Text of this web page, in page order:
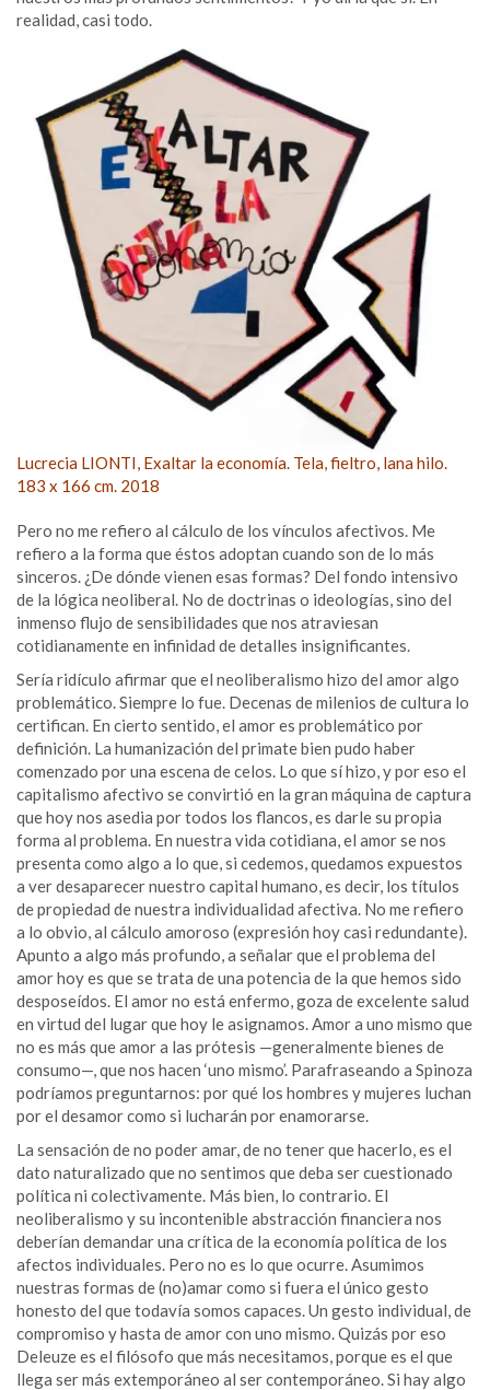
realidad, casi todo.
Lucrecia LIONTI, Exaltar la economía. Tela, fieltro, lana hilo.
183 x 166 cm. 2018
Pero no me refiero al cálculo de los vínculos afectivos. Me
refiero a la forma que éstos adoptan cuando son de lo más
sinceros. ¿De dónde vienen esas formas? Del fondo intensivo
de la lógica neoliberal. No de doctrinas o ideologías, sino del
inmenso flujo de sensibilidades que nos atraviesan
cotidianamente en infinidad de detalles insignificantes.
Sería ridículo afirmar que el neoliberalismo hizo del amor algo
problemático. Siempre lo fue. Decenas de milenios de cultura lo
certifican. En cierto sentido, el amor es problemático por
definición. La humanización del primate bien pudo haber
comenzado por una escena de celos. Lo que sí hizo, y por eso el
capitalismo afectivo se convirtió en la gran máquina de captura
que hoy nos asedia por todos los flancos, es darle su propia
forma al problema. En nuestra vida cotidiana, el amor se nos
presenta como algo a lo que, si cedemos, quedamos expuestos
a ver desaparecer nuestro capital humano, es decir, los títulos
de propiedad de nuestra individualidad afectiva. No me refiero
a lo obvio, al cálculo amoroso (expresión hoy casi redundante).
Apunto a algo más profundo, a señalar que el problema del
amor hoy es que se trata de una potencia de la que hemos sido
desposeídos. El amor no está enfermo, goza de excelente salud
en virtud del lugar que hoy le asignamos. Amor a uno mismo que
no es más que amor a las prótesis —generalmente bienes de
consumo—, que nos hacen ‘uno mismo’. Parafraseando a Spinoza
podríamos preguntarnos: por qué los hombres y mujeres luchan
por el desamor como si lucharán por enamorarse.
La sensación de no poder amar, de no tener que hacerlo, es el
dato naturalizado que no sentimos que deba ser cuestionado
política ni colectivamente. Más bien, lo contrario. El
neoliberalismo y su incontenible abstracción financiera nos
deberían demandar una crítica de la economía política de los
afectos individuales. Pero no es lo que ocurre. Asumimos
nuestras formas de (no)amar como si fuera el único gesto
honesto del que todavía somos capaces. Un gesto individual, de
compromiso y hasta de amor con uno mismo. Quizás por eso
Deleuze es el filósofo que más necesitamos, porque es el que
llega ser más extemporáneo al ser contemporáneo. Si hay algo